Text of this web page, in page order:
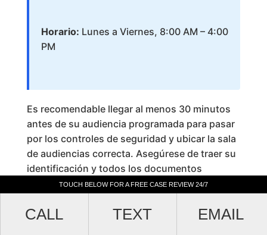
TOUCH BELOW FOR A FREE CASE REVIEW 24/7
CALL TEXT EMAIL
Horario: Lunes a Viernes, 8:00 AM – 4:00
PM
Es recomendable llegar al menos 30 minutos
antes de su audiencia programada para pasar
por los controles de seguridad y ubicar la sala
de audiencias correcta. Asegúrese de traer su
identificación y todos los documentos
relacionados con su caso.
Audiencias Virtuales en las
TOUCH BELOW FOR A FREE CASE REVIEW 24/7
CALL TEXT EMAIL